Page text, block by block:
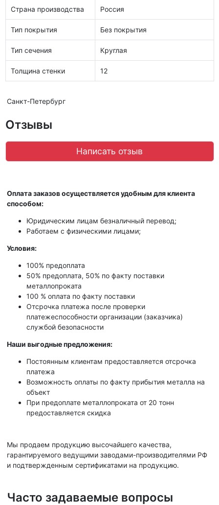
Страна производства Россия
Тип покрытия Без покрытия
Тип сечения Круглая
Толщина стенки 12
Санкт-Петербург
Отзывы
Написать отзыв
Оплата заказов осуществляется удобным для клиента
способом:
Юридическим лицам безналичный перевод;
Работаем с физическими лицами;
Условия:
100% предоплата
50% предоплата, 50% по факту поставки
металлопроката
100 % оплата по факту поставки
Отсрочка платежа после проверки
платежеспособности организации (заказчика)
службой безопасности
Наши выгодные предложения:
Постоянным клиентам предоставляется отсрочка
платежа
Возможность оплаты по факту прибытия металла на
объект
При предоплате металлопроката от 20 тонн
предоставляется скидка
Мы продаем продукцию высочайшего качества,
гарантируемого ведущими заводами-производителями РФ
и подтвержденным сертификатами на продукцию.
Часто задаваемые вопросы